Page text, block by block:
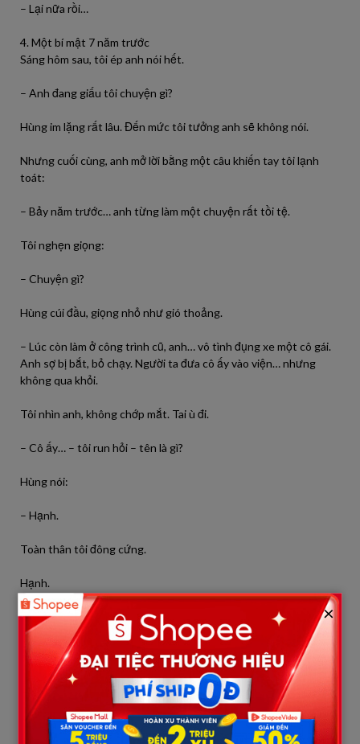
– Lại nữa rồi…
4. Một bí mật 7 năm trước
Sáng hôm sau, tôi ép anh nói hết.
– Anh đang giấu tôi chuyện gì?
Hùng im lặng rất lâu. Đến mức tôi tưởng anh sẽ không nói.
Nhưng cuối cùng, anh mở lời bằng một câu khiến tay tôi lạnh
toát:
– Bảy năm trước… anh từng làm một chuyện rất tồi tệ.
Tôi nghẹn giọng:
– Chuyện gì?
Hùng cúi đầu, giọng nhỏ như gió thoảng.
– Lúc còn làm ở công trình cũ, anh… vô tình đụng xe một cô gái.
Anh sợ bị bắt, bỏ chạy. Người ta đưa cô ấy vào viện… nhưng
không qua khỏi.
Tôi nhìn anh, không chớp mắt. Tai ù đi.
– Cô ấy… – tôi run hỏi – tên là gì?
Hùng nói:
– Hạnh.
Toàn thân tôi đông cứng.
Hạnh.
Chị họ tôi.
Người đã mất trong vụ tai nạn bí ẩn năm đó.
Người mà cả gia đình tôi từng nghi ngờ bị ai đó đâm rồi bỏ chạy.
Tôi há miệng mà không nói được thành lời.
Hùng tiếp tục, giọng vỡ ra:
– Cô ấy… từ hôm đó… thỉnh thoảng xuất hiện trong giấc mơ
×